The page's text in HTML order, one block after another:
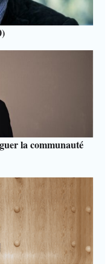
la communauté